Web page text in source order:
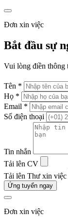
Đơn xin việc
Bắt đầu sự
Vui lòng điền thông
Tên *
Họ *
Email *
Số điện thoại
Tin nhắn
Tải lên CV
Tải lên Thư xin việc
Ứng tuyển ngay
Đơn xin việc